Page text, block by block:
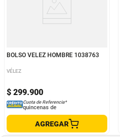
BOLSO VELEZ HOMBRE 1038763
VÉLEZ
$ 299.900
Cuota de Referencia*
quincenas de
AGREGAR